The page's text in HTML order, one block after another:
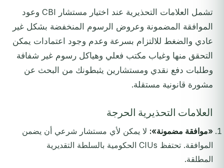
تشمل العلامات التحذيرية عند اختيار مستشار CBI وعود
الموافقة المضمونة وعروض الرسوم المنخفضة بشكل غير
عادي والضغط للالتزام بسرعة وعدم وجود اعتمادات يمكن
التحقق منها وغياب مكتب فعلي وهياكل رسوم غير شفافة
وطلبات دفع نقدي ومستشارين يثبطونك من البحث عن
مشورة قانونية مستقلة.
العلامات التحذيرية الحرجة
«موافقة مضمونة»: لا يمكن لأي مستشار شرعي أن يضمن
الموافقة. تحتفظ CIUs الحكومية بالسلطة التقديرية
المطلقة.